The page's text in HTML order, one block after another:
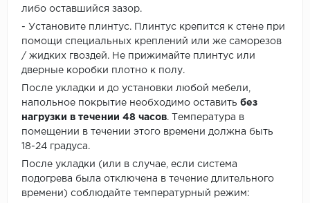
либо оставшийся зазор.
- Установите плинтус. Плинтус крепится к стене при
помощи специальных креплений или же саморезов
/ жидких гвоздей. Не прижимайте плинтус или
дверные коробки плотно к полу.
После укладки и до установки любой мебели,
напольное покрытие необходимо оставить без
нагрузки в течении 48 часов. Температура в
помещении в течении этого времени должна быть
18-24 градуса.
После укладки (или в случае, если система
подогрева была отключена в течение длительного
времени) соблюдайте температурный режим: